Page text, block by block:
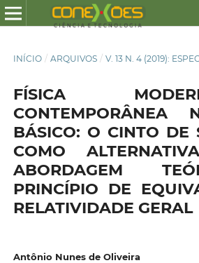
INÍCIO / ARQUIVOS / V. 13 N. 4 (2019):
FÍSICA
CONTEMPORÂNEA
BÁSICO: O CINTO DE
COMO
ABORDAGEM
PRINCÍPIO DE
RELATIVIDADE GERAL
Antônio Nunes de Oliveira